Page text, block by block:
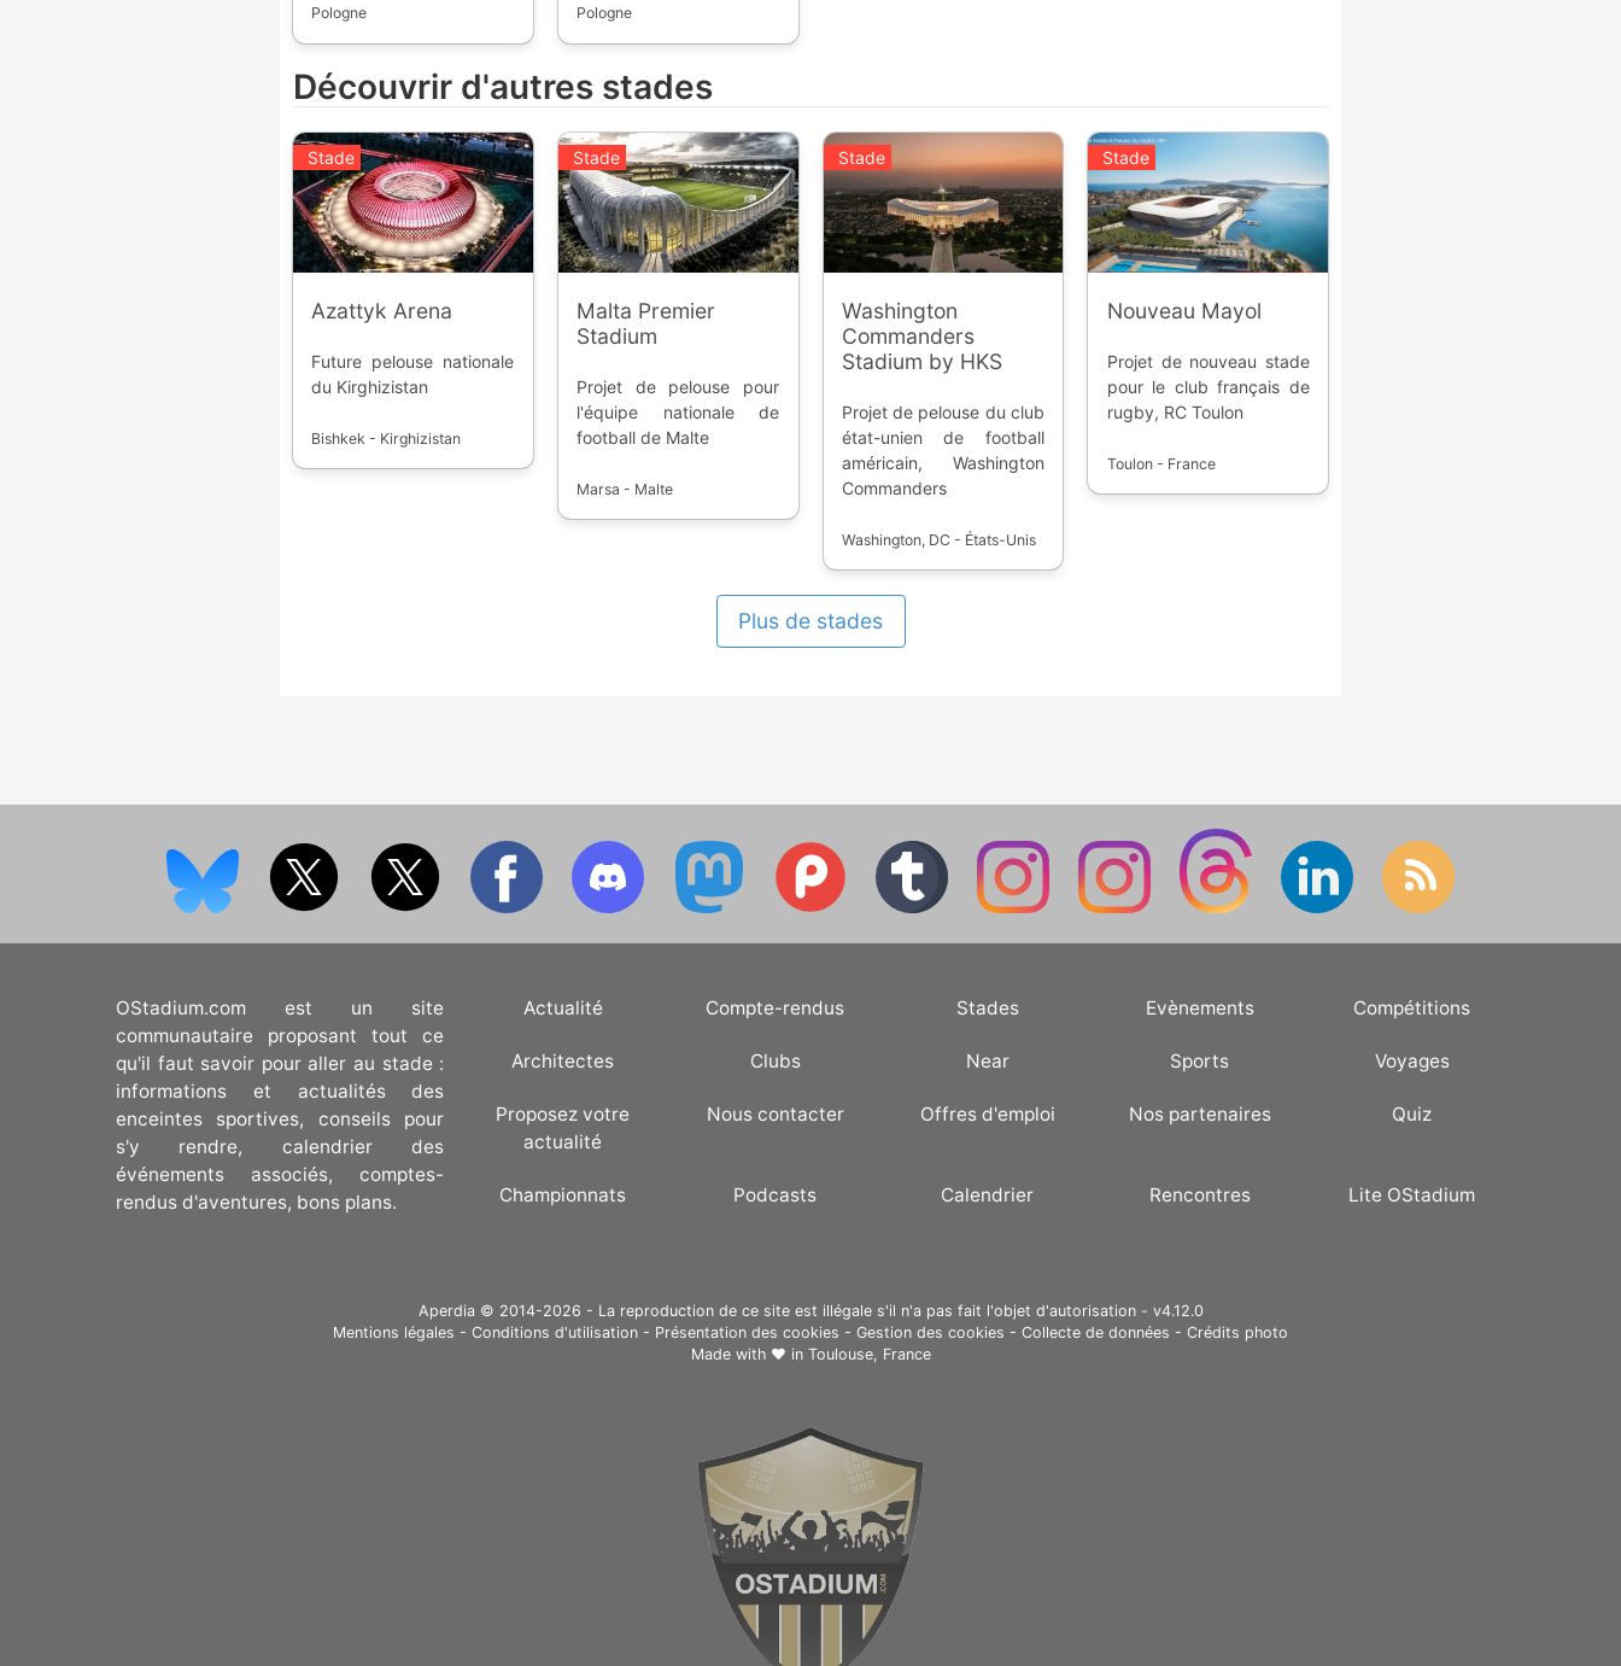
permet aux équipes de
des Champions.
Pologne
Fondée en 1966, la
second échelon du pays,
ainsi que de participer à
la Coupe de Pologne.
Pologne
Découvrir d'autres stades
Stade
Azattyk Arena
Future pelouse nationale
du Kirghizistan
Bishkek - Kirghizistan
Stade
Malta Premier
Stadium
Projet de pelouse pour
l'équipe nationale de
football de Malte
Marsa - Malte
Stade
Washington
Commanders
Stadium by HKS
Projet de pelouse du club
état-unien de football
américain, Washington
Commanders
Washington, DC - États-Unis
Stade
Nouveau Mayol
Projet de nouveau stade
pour le club français de
rugby, RC Toulon
Toulon - France
Plus de stades
OStadium.com est un site
communautaire proposant tout ce
qu'il faut savoir pour aller au stade :
informations et actualités des
enceintes sportives, conseils pour
s'y rendre, calendrier des
événements associés, comptes-
rendus d'aventures, bons plans.
Actualité Compte-rendus Stades Evènements Compétitions
Architectes Clubs Near Sports Voyages
Proposez votre
actualité
Nous contacter Offres d'emploi Nos partenaires Quiz
Championnats Podcasts Calendrier Rencontres Lite OStadium
Aperdia © 2014-2026 - La reproduction de ce site est illégale s'il n'a pas fait l'objet d'autorisation - v4.12.0
Mentions légales - Conditions d'utilisation - Présentation des cookies - Gestion des cookies - Collecte de données - Crédits photo
Made with ❤ in Toulouse, France